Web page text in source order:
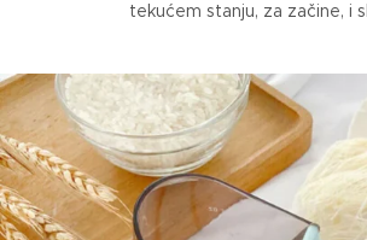
tekućem stanju, za začine, i